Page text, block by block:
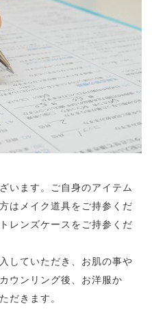
います。ご自身のアイテム
はメイク道具をご持参くだ
レンズケースをご持参くだ
していただき、お肌の事や
ウンリング後、お洋服か
だきます。